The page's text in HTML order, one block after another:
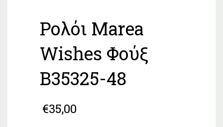
Ρολόι Marea
Wishes Φούξ
B35325-48
€35,00